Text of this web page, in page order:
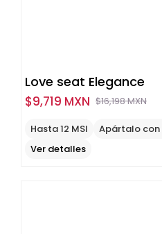
Love seat Elegance
$16,198 MXN
$9,719 MXN
Hasta 12 MSI
Apártalo con
Ver detalles